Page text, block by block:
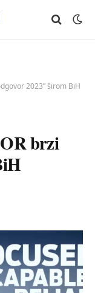
2023” širom BiH
brzi